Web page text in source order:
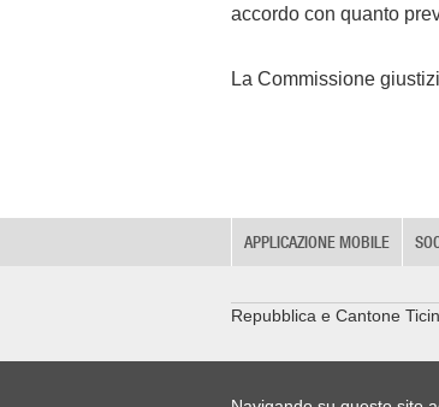
accordo con quanto
La Commissione
APPLICAZIONE MOBILE
Repubblica e Cantone